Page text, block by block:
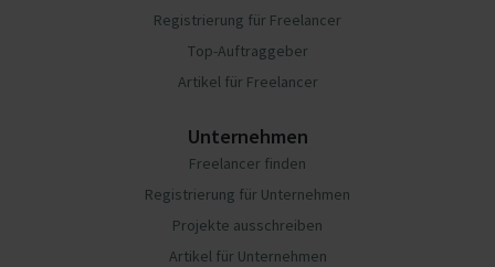
Registrierung für Freelancer
Top-Auftraggeber
Artikel für Freelancer
Unternehmen
Freelancer finden
Registrierung für Unternehmen
Projekte ausschreiben
Artikel für Unternehmen